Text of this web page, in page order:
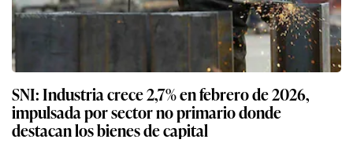
SNI: Industria crece 2,7% en febrero de 2026,
impulsada por sector no primario donde
destacan los bienes de capital